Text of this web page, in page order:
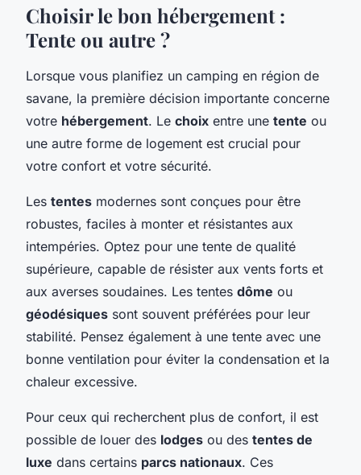
Choisir le bon hébergement :
Tente ou autre ?
Lorsque vous planifiez un camping en région de
savane, la première décision importante concerne
votre hébergement. Le choix entre une tente ou
une autre forme de logement est crucial pour
votre confort et votre sécurité.
Les tentes modernes sont conçues pour être
robustes, faciles à monter et résistantes aux
intempéries. Optez pour une tente de qualité
supérieure, capable de résister aux vents forts et
aux averses soudaines. Les tentes dôme ou
géodésiques sont souvent préférées pour leur
stabilité. Pensez également à une tente avec une
bonne ventilation pour éviter la condensation et la
chaleur excessive.
Pour ceux qui recherchent plus de confort, il est
possible de louer des lodges ou des tentes de
luxe dans certains parcs nationaux. Ces